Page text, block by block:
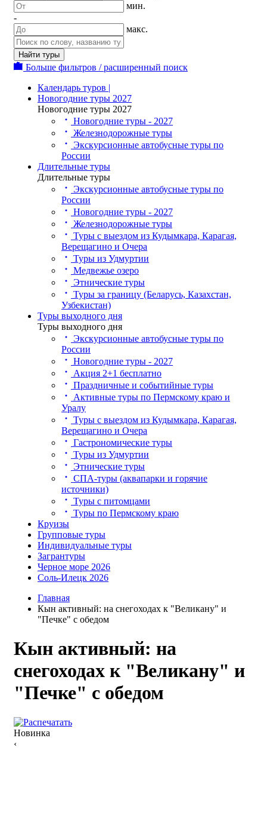
мин.
-
макс.
Найти туры
Больше фильтров / расширенный поиск
Календарь туров |
Новогодние туры 2027
Новогодние туры 2027
Новогодние туры - 2027
Железнодорожные туры
Экскурсионные автобусные туры по
России
Длительные туры
Длительные туры
Экскурсионные автобусные туры по
России
Новогодние туры - 2027
Железнодорожные туры
Туры с выездом из Кудымкара, Карагая,
Верещагино и Очера
Туры из Удмуртии
Медвежье озеро
Этнические туры
Туры за границу (Беларусь, Казахстан,
Узбекистан)
Туры выходного дня
Туры выходного дня
Экскурсионные автобусные туры по
России
Новогодние туры - 2027
Акция 2+1 бесплатно
Праздничные и событийные туры
Активные туры по Пермскому краю и
Уралу
Туры с выездом из Кудымкара, Карагая,
Верещагино и Очера
Гастрономические туры
Туры из Удмуртии
Этнические туры
СПА-туры (аквапарки и горячие
источники)
Туры с питомцами
Туры по Пермскому краю
Круизы
Групповые туры
Индивидуальные туры
Загрантуры
Черное море 2026
Соль-Илецк 2026
Главная
Кын активный: на снегоходах к "Великану" и
"Печке" с обедом
Кын активный: на
снегоходах к "Великану" и
"Печке" с обедом
Новинка
‹